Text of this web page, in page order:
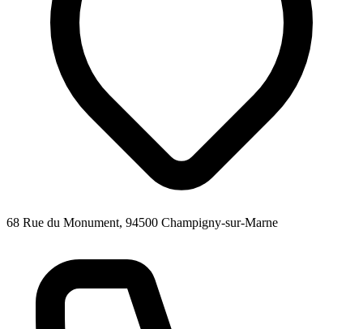
68 Rue du Monument, 94500 Champigny-sur-Marne